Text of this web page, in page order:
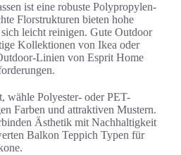
ist eine robuste Polypropylen-
Florstrukturen bieten hohe
leicht reinigen. Gute Outdoor
Kollektionen von Ikea oder
Linien von Esprit Home
wähle Polyester- oder PET-
Farben und attraktiven Mustern.
Ästhetik mit Nachhaltigkeit
Balkon Teppich Typen für